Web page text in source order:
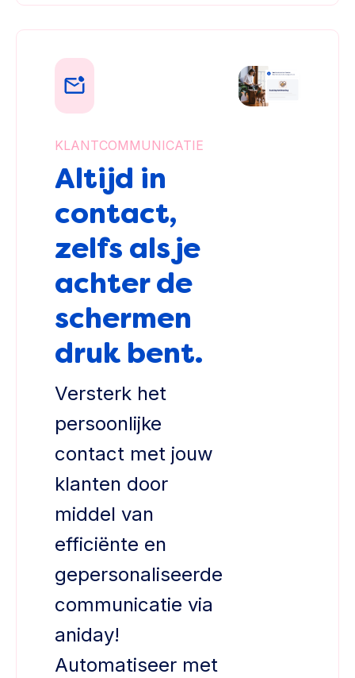
KLANTCOMMUNICATIE
Altijd in
contact,
zelfs als je
achter de
schermen
druk bent.
Versterk het
persoonlijke
contact met jouw
klanten door
middel van
efficiënte en
gepersonaliseerde
communicatie via
aniday!
Automatiseer met